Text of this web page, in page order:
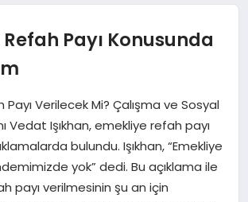
Payı Konusunda
Payı Verilecek Mi? Çalışma ve Sosyal
Vedat Işıkhan, emekliye refah payı
bulundu. Işıkhan, “Emekliye
yok” dedi. Bu açıklama ile
payı verilmesinin şu an için